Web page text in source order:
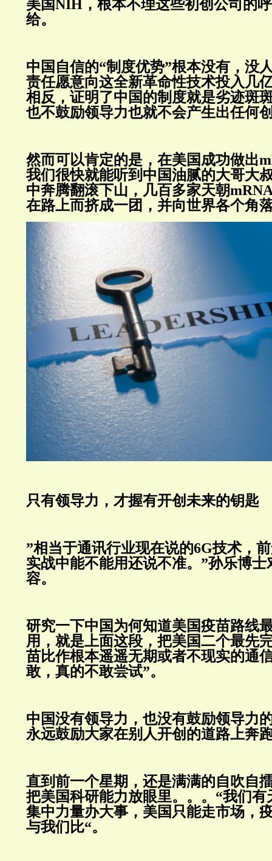
美国NIH，根本不理这些初创公司的
给。
中国自信的“制度优势”根本没有，没
责任愿意向这全新革命性技术投入几
相反，证明了中国的制度就是劣迹斑
也不鼓励领导力也就不会产生出任何
然而可以肯定的是，在美国成功做出
我们很快就能听到中国油腻的大哥大
中奔腾翻滚下山，几百多家天朝
在路上而挤成一团，并向世界各个角
只有领导力，才握有开创未来的钥匙
”相当于通讯行业现在说的6G技术，
实战中能不能用还说不准。”孙乐博
容。
研究一下中国为何知道美国疫苗路线
用，就是上面这段，把美国二个最先
苗比作根本遥遥无期或者不现实的通
敢，真的不敢尝试”。
中国没有领导力，也没有鼓励领导力
永远鼓励大家在别人开创的道路上奔
直到前一个星期，还是满满的自吹自
把美国科研能力放眼里。。。“我们
集中力量办大事，美国只能走市场，
与我们比“。